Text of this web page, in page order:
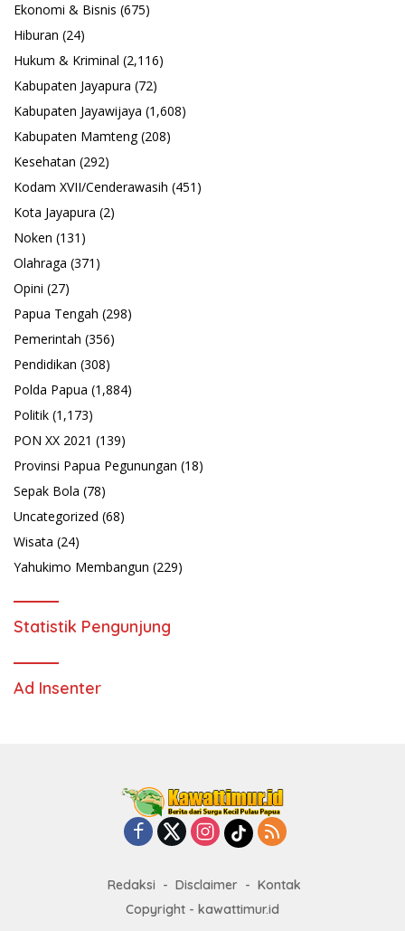
Ekonomi & Bisnis (675)
Hiburan (24)
Hukum & Kriminal (2,116)
Kabupaten Jayapura (72)
Kabupaten Jayawijaya (1,608)
Kabupaten Mamteng(208)
Kesehatan (292)
Kodam XVII/Cenderawasih (451)
Kota Jayapura (2)
Noken (131)
Olahraga (371)
Opini (27)
Papua Tengah (298)
Pemerintah (356)
Pendidikan (308)
Polda Papua (1,884)
Politik (1,173)
PON XX 2021 (139)
Provinsi Papua Pegunungan (18)
Sepak Bola (78)
Uncategorized (68)
Wisata (24)
Yahukimo Membangun (229)
Statistik Pengunjung
Ad Insenter
Redaksi Disclaimer
Kontak
Copyright - kawattimur.id